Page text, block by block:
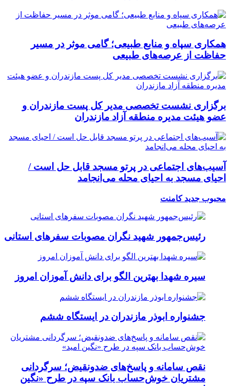
همکاری سپاه و منابع طبیعی؛ گامی موثر در مسیر
حفاظت از عرصه‌های طبیعی
برگزاری نشست تخصصی مدیر کل پست مازندران و
عضو هیئت مدیره منطقه آزاد مازندران
آسیب‌های اجتماعی در پرتو مسجد قابل حل است /
احیای مسجد به احیای محله می‌انجامد
محبوب جدیدکامنت
رئیس‌جمهور شهید نگران مصوبات سفرهای استانی
سیره شهدا بهترین الگو برای دانش آموزان امروز
جشنواره ابوذر مازندران در ایستگاه ششم
نقص سامانه و پاسخ‌های ضدونقیض؛ سرگردانی
مشتریان خوش‌حساب بانک سپه در طرح «نگین